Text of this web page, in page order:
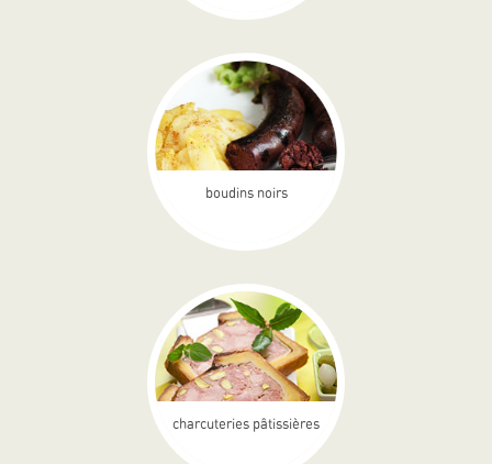
boudins noirs
charcuteries pâtissières